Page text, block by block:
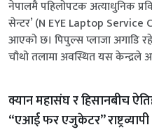
नेपालमै पहिलोपटक अत्याधुनिक
सेन्टर’ (N EYE Laptop
आएको छ। पिपुल्स प्लाजा अगाडि
चौथो तलामा अवस्थित यस केन्द्रले
क्यान महासंघ र हिसानबीच
“एआई फर एजुकेटर”